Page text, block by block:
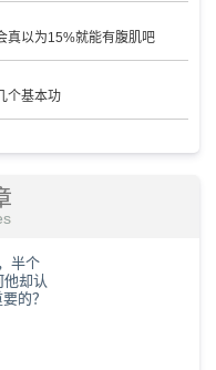
真以为15%就能有腹肌吧
个基本功
半个
他却认
的？